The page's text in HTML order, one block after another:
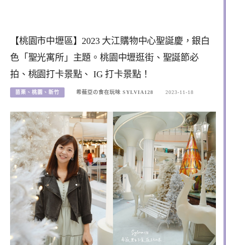
【桃園市中壢區】2023 大江購物中心聖誕慶，銀白
色「聖光寓所」主題。桃園中壢逛街、聖誕節必
拍、桃園打卡景點、 IG 打卡景點！
苗栗、桃園、新竹 希薇亞の食在玩味 SYLVIA128 2023-11-18